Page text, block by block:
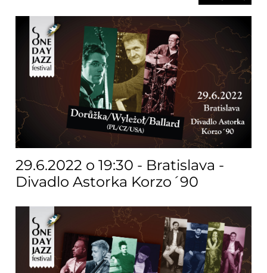
29.6.2022 o 19:30 - Bratislava -
Divadlo Astorka Korzo´90